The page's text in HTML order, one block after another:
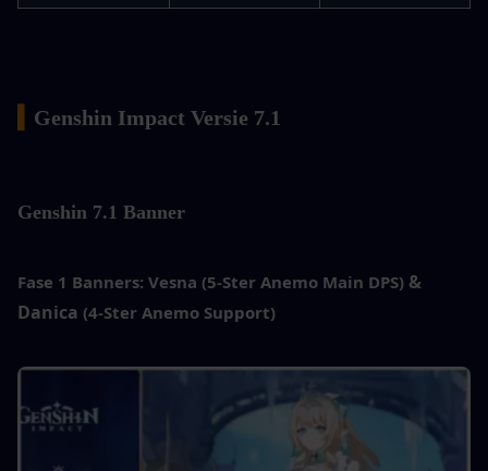
Genshin Impact Versie 7.1
Genshin 7.1 Banner
Fase 1 Banners: Vesna (5-Ster Anemo Main DPS) &
Danica (4-Ster Anemo Support)